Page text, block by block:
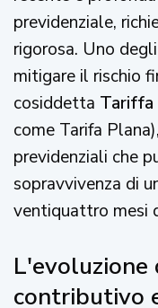
previdenziale,
rigorosa. Uno
mitigare il rischio
cosiddetta
come Tarifa
previdenziali che
sopravvivenza di
ventiquattro mesi
L'evoluzione
contributivo